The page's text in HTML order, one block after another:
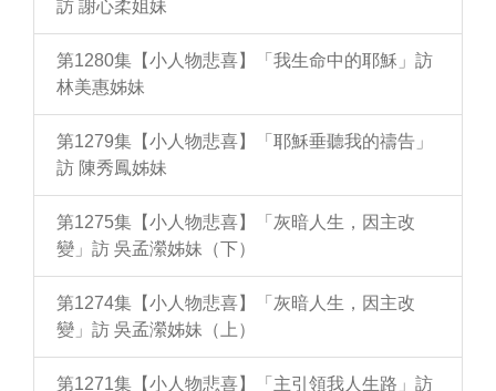
訪 謝心柔姐妹
第1280集【小人物悲喜】「我生命中的耶穌」訪
林美惠姊妹
第1279集【小人物悲喜】「耶穌垂聽我的禱告」
訪 陳秀鳳姊妹
第1275集【小人物悲喜】「灰暗人生，因主改
變」訪 吳孟瀠姊妹（下）
第1274集【小人物悲喜】「灰暗人生，因主改
變」訪 吳孟瀠姊妹（上）
第1271集【小人物悲喜】「主引領我人生路」訪